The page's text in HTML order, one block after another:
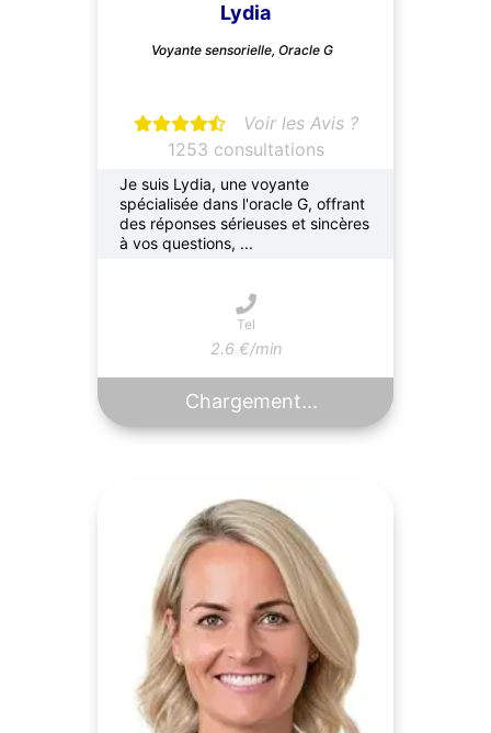
Lydia
Voyante sensorielle, Oracle G
Voir les Avis ?
1253 consultations
Je suis Lydia, une voyante
spécialisée dans l'oracle G, offrant
des réponses sérieuses et sincères
à vos questions, ...
Tel
2.6 €/min
Chargement...